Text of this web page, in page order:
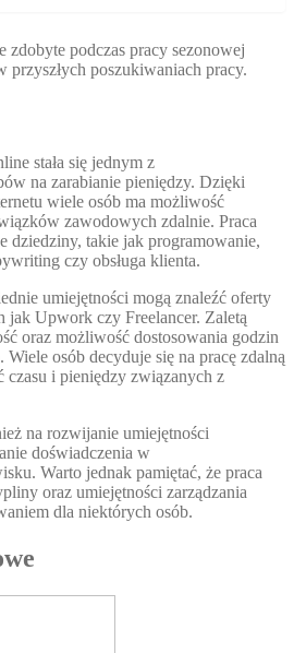
podczas pracy sezonowej
przyszłych poszukiwaniach pracy.
stała się jednym z
na zarabianie pieniędzy. Dzięki
wiele osób ma możliwość
zawodowych zdalnie. Praca
dziedziny, takie jak programowanie,
czy obsługa klienta.
umiejętności mogą znaleźć oferty
jak Upwork czy Freelancer. Zaletą
oraz możliwość dostosowania godzin
Wiele osób decyduje się na pracę zdalną
czasu i pieniędzy związanych z
na rozwijanie umiejętności
doświadczenia w
Warto jednak pamiętać, że praca
oraz umiejętności zarządzania
dla niektórych osób.